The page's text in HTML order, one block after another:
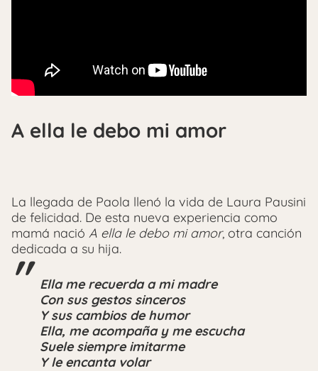
A ella le debo mi amor
La llegada de Paola llenó la vida de Laura Pausini
de felicidad. De esta nueva experiencia como
mamá nació A ella le debo mi amor, otra canción
dedicada a su hija.
Ella me recuerda a mi madre
Con sus gestos sinceros
Y sus cambios de humor
Ella, me acompaña y me escucha
Suele siempre imitarme
Y le encanta volar